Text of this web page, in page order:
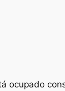
ocupado